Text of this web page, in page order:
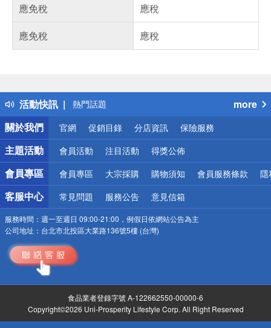
應免稅
應稅
應免稅
應稅
活動快訊
得獎公告
熱門話題
銀行優惠
偏遠地區配送
詐騙網頁！請小心！
more
關於我們
官網 促銷目錄 分店資訊 保險服務
主題活動 會員活動 注目活動 得獎公佈
會員專區 會員專區 大宗採購 購物須知 會員服務條款 隱
客服中心 常見問題 服務公告 意見信箱
服務時間： 週一至週日 09:00-21:00，例假日依網站公告為主
公司地址： 台北市北投區大業路136號5樓 (台灣)
食品業者登錄字號 A-122662550-00000-6
Copyright©2026 Uni-Prosperity Lifestyle Corp. All Right Reserved